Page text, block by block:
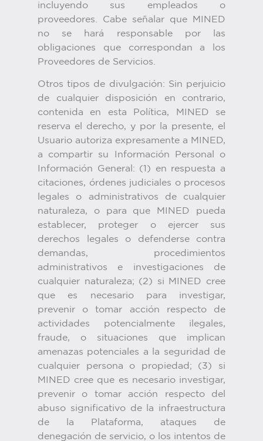
incluyendo sus empleados o
proveedores. Cabe señalar que MINED
no se hará responsable por las
obligaciones que correspondan a los
Proveedores de Servicios.
Otros tipos de divulgación: Sin perjuicio
de cualquier disposición en contrario,
contenida en esta Política, MINED se
reserva el derecho, y por la presente, el
Usuario autoriza expresamente a MINED,
a compartir su Información Personal o
Información General: (1) en respuesta a
citaciones, órdenes judiciales o procesos
legales o administrativos de cualquier
naturaleza, o para que MINED pueda
establecer, proteger o ejercer sus
derechos legales o defenderse contra
demandas, procedimientos
administrativos e investigaciones de
cualquier naturaleza; (2) si MINED cree
que es necesario para investigar,
prevenir o tomar acción respecto de
actividades potencialmente ilegales,
fraude, o situaciones que implican
amenazas potenciales a la seguridad de
cualquier persona o propiedad; (3) si
MINED cree que es necesario investigar,
prevenir o tomar acción respecto del
abuso significativo de la infraestructura
de la Plataforma, ataques de
denegación de servicio, o los intentos de